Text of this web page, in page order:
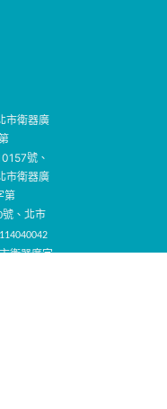
市衛器廣
號、
市衛器廣
第
號、北市
衛器廣字